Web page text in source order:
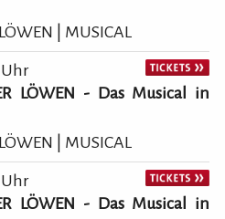
| MUSICAL
Uhr
LÖWEN - Das Musical in
| MUSICAL
Uhr
LÖWEN - Das Musical in